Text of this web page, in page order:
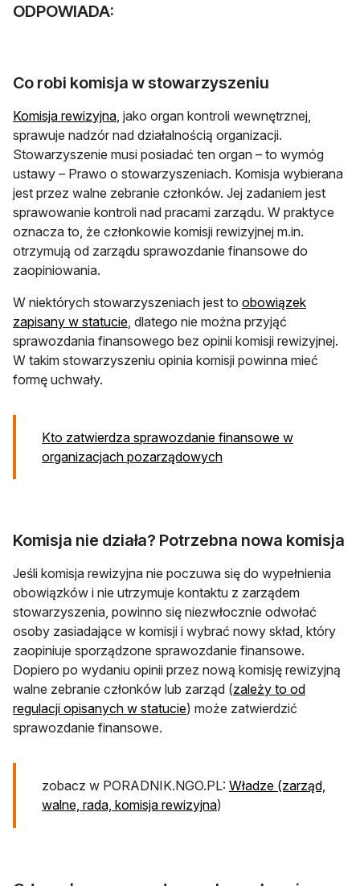
ODPOWIADA:
Co robi komisja w stowarzyszeniu
Komisja rewizyjna , jako organ kontroli wewnętrznej,
sprawuje nadzór nad działalnością organizacji.
Stowarzyszenie musi posiadać ten organ – to wymóg
ustawy – Prawo o stowarzyszeniach. Komisja wybierana
jest przez walne zebranie członków. Jej zadaniem jest
sprawowanie kontroli nad pracami zarządu. W praktyce
oznacza to, że członkowie komisji rewizyjnej m.in.
otrzymują od zarządu sprawozdanie finansowe do
zaopiniowania.
W niektórych stowarzyszeniach jest to obowiązek
zapisany w statucie , dlatego nie można przyjąć
sprawozdania finansowego bez opinii komisji rewizyjnej.
W takim stowarzyszeniu opinia komisji powinna mieć
formę uchwały.
Kto zatwierdza sprawozdanie finansowe w
organizacjach pozarządowych
Komisja nie działa? Potrzebna nowa komisja
Jeśli komisja rewizyjna nie poczuwa się do wypełnienia
obowiązków i nie utrzymuje kontaktu z zarządem
stowarzyszenia, powinno się niezwłocznie odwołać
osoby zasiadające w komisji i wybrać nowy skład, który
zaopiniuje sporządzone sprawozdanie finansowe.
Dopiero po wydaniu opinii przez nową komisję rewizyjną
walne zebranie członków lub zarząd (zależy to od
regulacji opisanych w statucie) może zatwierdzić
sprawozdanie finansowe.
zobacz w PORADNIK.NGO.PL: Władze (zarząd,
walne, rada, komisja rewizyjna)